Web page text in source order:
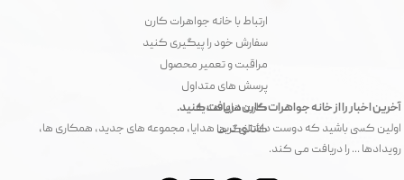
آخرین اخبار را از خانه جواهرات کارن دریافت کنید.
اولین کسی باشید که دوست داشتنی ترین هدایا، مجموعه های جدید، همکاری ها،
رویدادها ... را دریافت می کند.
ارتباط با خانه جواهرات کارن
سفارش خود را پیگیری کنید
مراقبت و تعمیر محصول
پرسش های متداول
کارت های هدیه
کاتالوگ ها